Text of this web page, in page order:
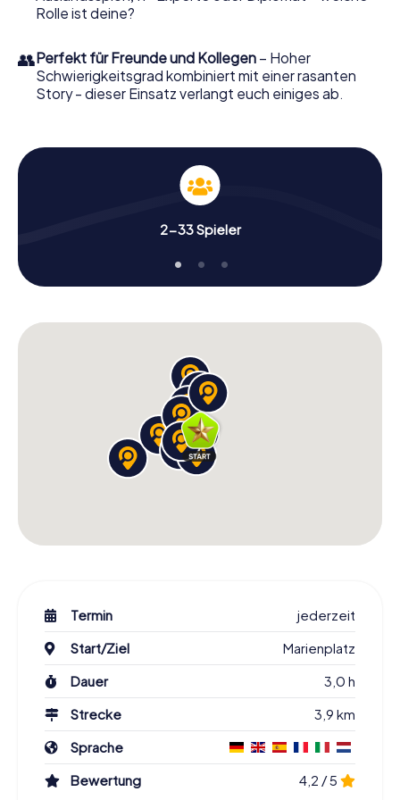
Rolle ist deine?
👥Perfekt für Freunde und Kollegen – Hoher
Schwierigkeitsgrad kombiniert mit einer rasanten
Story - dieser Einsatz verlangt euch einiges ab.
2-33 Spieler
Termin
jederzeit
Start/Ziel
Marienplatz
Dauer
3,0 h
Strecke
3,9 km
Sprache
Bewertung
4,2 / 5